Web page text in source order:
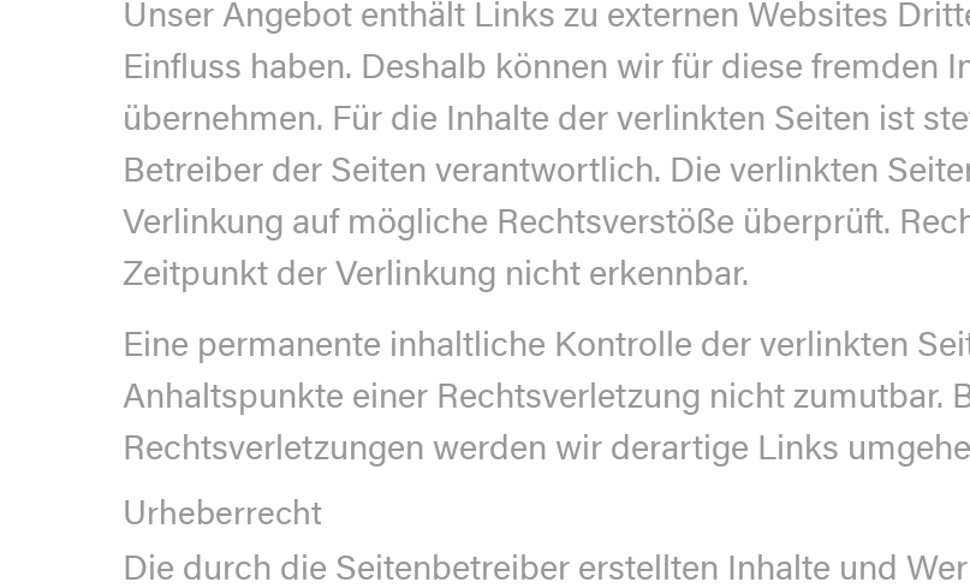
Unser Angebot enthält Links zu externen Websites
Einfluss haben. Deshalb können wir für diese fremden
übernehmen. Für die Inhalte der verlinkten Seiten ist
Betreiber der Seiten verantwortlich. Die verlinkten
Verlinkung auf mögliche Rechtsverstöße überprüft.
Zeitpunkt der Verlinkung nicht erkennbar.
Eine permanente inhaltliche Kontrolle der verlinkten
Anhaltspunkte einer Rechtsverletzung nicht zumutbar.
Rechtsverletzungen werden wir derartige Links
Urheberrecht
Die durch die Seitenbetreiber erstellten Inhalte und